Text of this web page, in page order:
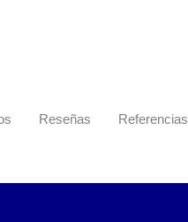
Reseñas Referencias